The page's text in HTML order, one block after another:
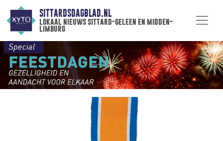
SITTARDSDAGBLAD.NL
lokaal nieuws sittard-geleen en midden-
limburg